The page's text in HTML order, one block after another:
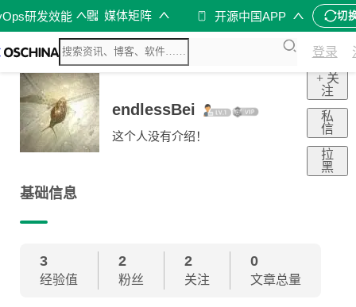
研发效能 媒体矩阵 开源中国APP 切
登录
endlessBei
这个人没有介绍！
+ 关
注
私
信
拉
黑
基础信息
3
经验值
2
粉丝
2
关注
0
文章总量